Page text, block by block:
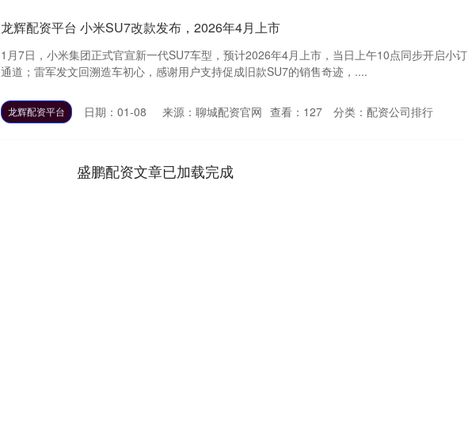
龙辉配资平台 小米SU7改款发布，2026年4月上市
1月7日，小米集团正式官宣新一代SU7车型，预计2026年4月上市，当日上午10点同步开启小订
通道；雷军发文回溯造车初心，感谢用户支持促成旧款SU7的销售奇迹，....
龙辉配资平台 日期：01-08 来源：聊城配资官网 查看： 127 分类： 配资公司排行
盛鹏配资文章已加载完成